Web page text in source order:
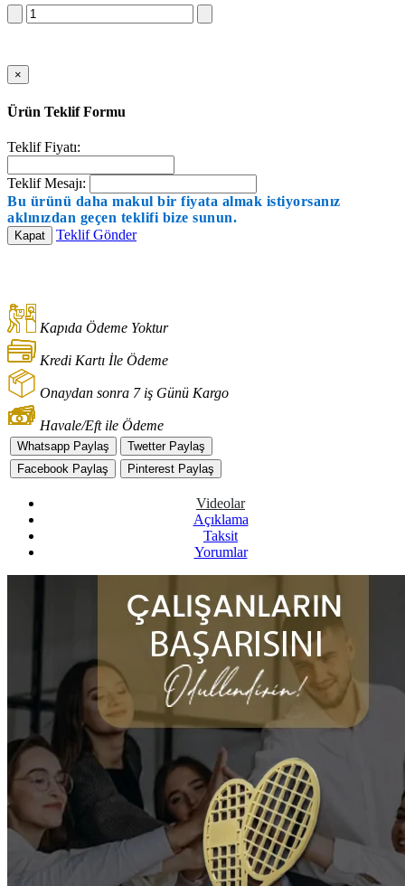
×
Ürün Teklif Formu
Teklif Fiyatı:
Teklif Mesajı:
Bu ürünü daha makul bir fiyata almak istiyorsanız
aklınızdan geçen teklifi bize sunun.
Kapat Teklif Gönder
Kapıda Ödeme Yoktur
Kredi Kartı İle Ödeme
Onaydan sonra 7 iş Günü Kargo
Havale/Eft ile Ödeme
Whatsapp Paylaş
Twetter Paylaş
Facebook Paylaş
Pinterest Paylaş
Videolar
Açıklama
Taksit
Yorumlar